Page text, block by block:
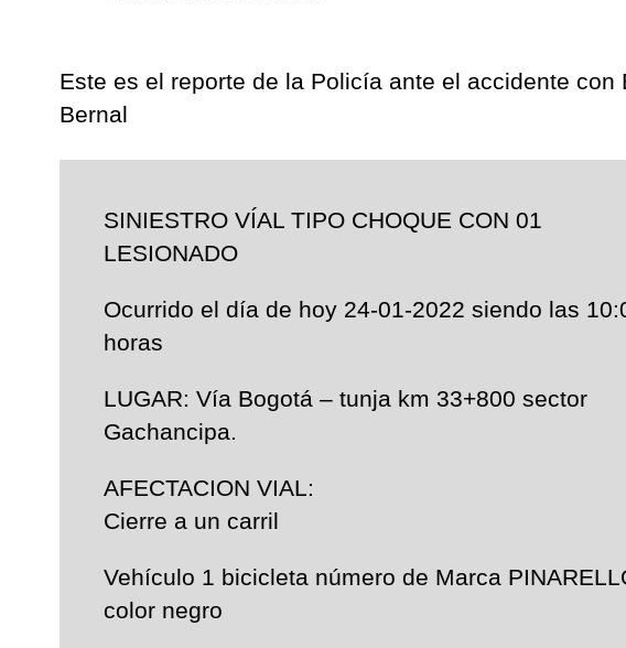
Este es el reporte de la Policía ante el accidente con
Bernal
SINIESTRO VÍAL TIPO CHOQUE CON 01
LESIONADO
Ocurrido el día de hoy 24-01-2022 siendo las
horas
LUGAR: Vía Bogotá – tunja km 33+800 sector
Gachancipa.
AFECTACION VIAL:
Cierre a un carril
Vehículo 1 bicicleta número de Marca
color negro